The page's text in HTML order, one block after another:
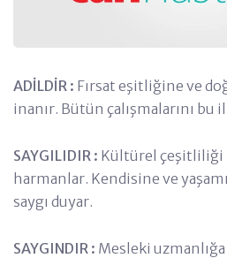
ADİLDİR : Fırsat eşitliğine ve
inanır. Bütün çalışmalarını bu
SAYGILIDIR : Kültürel çeşitliliği
harmanlar. Kendisine ve
saygı duyar.
SAYGINDIR : Mesleki